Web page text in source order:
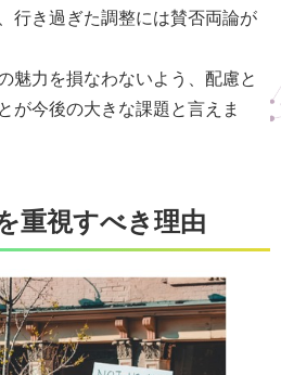
行き過ぎた調整には賛否両論が
魅力を損なわないよう、配慮と
が今後の大きな課題と言えま
重視すべき理由